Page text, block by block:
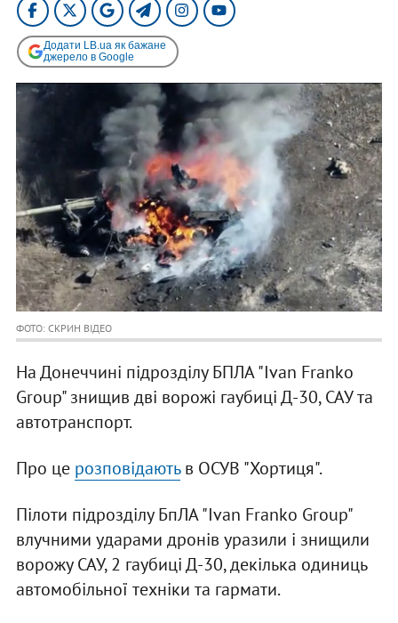
Додати LB.ua як бажане
джерело в Google
ФОТО: СКРИН ВІДЕО
На Донеччині підрозділу БПЛА "Ivan Franko
Group" знищив дві ворожі гаубиці Д-30, САУ та
автотранспорт.
Про це розповідаютьв ОСУВ "Хортиця".
Пілоти підрозділу БпЛА "Ivan Franko Group"
влучними ударами дронів уразили і знищили
ворожу САУ, 2 гаубиці Д-30, декілька одиниць
автомобільної техніки та гармати.